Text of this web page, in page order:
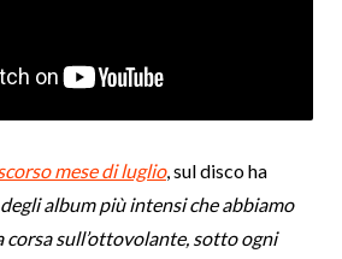
mese di luglio, sul disco ha
degli album più intensi che abbiamo
corsa sull’ottovolante, sotto ogni